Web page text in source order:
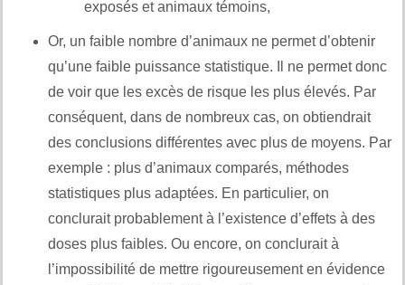
exposés et animaux témoins,
Or, un faible nombre d’animaux ne permet d’obtenir
qu’une faible puissance statistique. Il ne permet donc
de voir que les excès de risque les plus élevés. Par
conséquent, dans de nombreux cas, on obtiendrait
des conclusions différentes avec plus de moyens. Par
exemple : plus d’animaux comparés, méthodes
statistiques plus adaptées. En particulier, on
conclurait probablement à l’existence d’effets à des
doses plus faibles. Ou encore, on conclurait à
l’impossibilité de mettre rigoureusement en évidence